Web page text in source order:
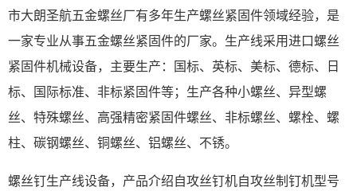
市大朗圣航五金螺丝厂有多年生产螺丝紧固件领域经验，是
一家专业从事五金螺丝紧固件的厂家。生产线采用进口螺丝
紧固件机械设备，主要生产：国标、英标、美标、德标、日
标、国际标准、非标紧固件等；生产各种小螺丝、异型螺
丝、特殊螺丝、高强精密紧固件螺丝、非标螺丝、螺栓、螺
柱、碳钢螺丝、铜螺丝、铝螺丝、不锈。
螺丝钉生产线设备，产品介绍自攻丝钉机自攻丝制钉机型号